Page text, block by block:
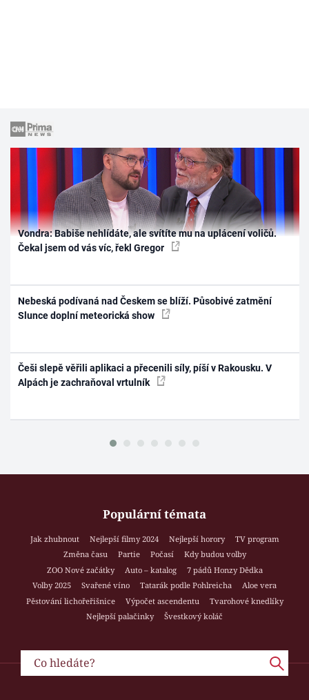
Vondra: Babiše nehlídáte, ale svítíte mu na uplácení voličů.
Čekal jsem od vás víc, řekl Gregor
Nebeská podívaná nad Českem se blíží. Působivé zatmění
Slunce doplní meteorická show
Češi slepě věřili aplikaci a přecenili síly, píší v Rakousku. V
Alpách je zachraňoval vrtulník
Populární témata
Jak zhubnout Nejlepší filmy 2024 Nejlepší horory
TV program
Změna času
Partie Počasí
Kdy budou volby
ZOO Nové začátky
Auto – katalog
7 pádů Honzy Dědka
Volby 2025
Svařené víno Tatarák podle Pohlreicha
Aloe vera
Pěstování lichořeřišnice
Výpočet ascendentu
Tvarohové knedlíky
Nejlepší palačinky
Švestkový koláč